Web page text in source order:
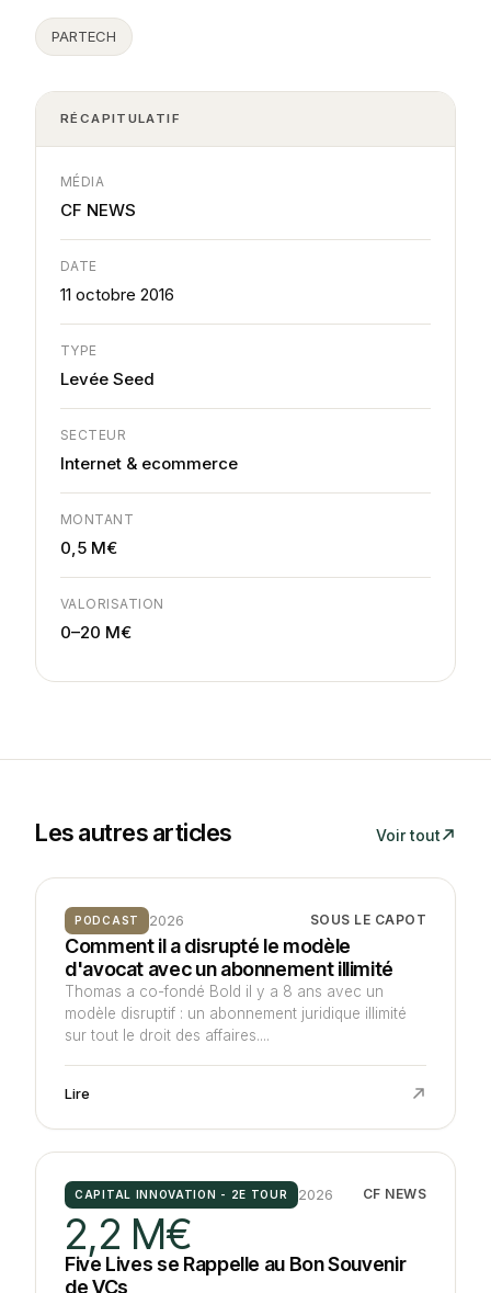
PARTECH
RÉCAPITULATIF
MÉDIA
CF NEWS
DATE
11 octobre 2016
TYPE
Levée Seed
SECTEUR
Internet & ecommerce
MONTANT
0,5 M€
VALORISATION
0–20 M€
Les autres articles Voir tout
PODCAST 2026 SOUS LE CAPOT
Comment il a disrupté le modèle
d'avocat avec un abonnement illimité
Thomas a co-fondé Bold il y a 8 ans avec un
modèle disruptif : un abonnement juridique illimité
sur tout le droit des affaires....
Lire
CAPITAL INNOVATION - 2E TOUR 2026 CF NEWS
2,2 M€
Five Lives se Rappelle au Bon Souvenir
de VCs